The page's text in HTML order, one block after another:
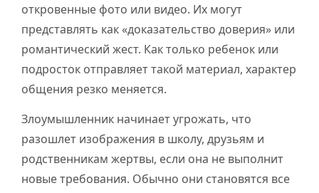
откровенные фото или видео. Их могут
представлять как «доказательство доверия» или
романтический жест. Как только ребенок или
подросток отправляет такой материал, характер
общения резко меняется.
Злоумышленник начинает угрожать, что
разошлет изображения в школу, друзьям и
родственникам жертвы, если она не выполнит
новые требования. Обычно они становятся все